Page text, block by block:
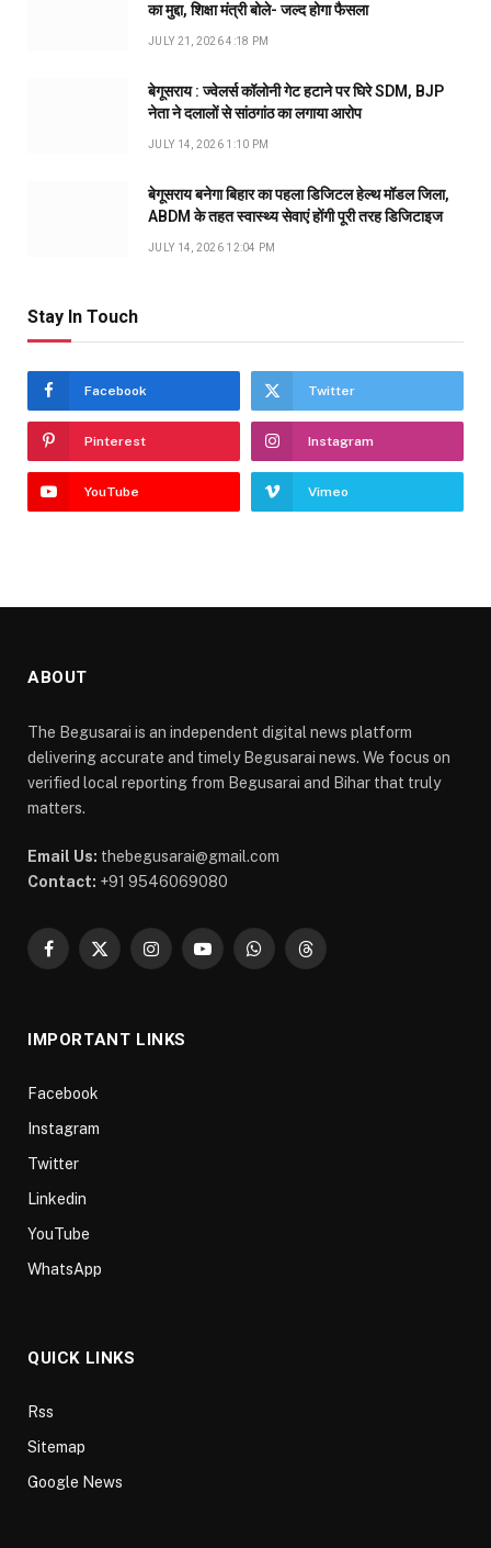
का मुद्दा, शिक्षा मंत्री बोले- जल्द होगा फैसला
JULY 21, 2026 4:18 PM
बेगूसराय : ज्वेलर्स कॉलोनी गेट हटाने पर घिरे SDM, BJP
नेता ने दलालों से सांठगांठ का लगाया आरोप
JULY 14, 2026 1:10 PM
बेगूसराय बनेगा बिहार का पहला डिजिटल हेल्थ मॉडल जिला,
ABDM के तहत स्वास्थ्य सेवाएं होंगी पूरी तरह डिजिटाइज
JULY 14, 2026 12:04 PM
Stay In Touch
Facebook Twitter
Pinterest Instagram
YouTube Vimeo
ABOUT
The Begusarai is an independent digital news platform
delivering accurate and timely Begusarai news. We focus on
verified local reporting from Begusarai and Bihar that truly
matters.
Email Us: thebegusarai@gmail.com
Contact: +91 9546069080
Facebook
X
InstagramYouTubeWhatsAppThreads
IMPORTANT LINKS
Facebook
Instagram
Twitter
Linkedin
YouTube
WhatsApp
QUICK LINKS
Rss
Sitemap
Google News